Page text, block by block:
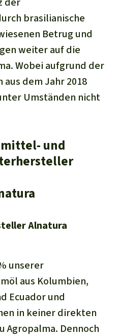
brasilianische
Betrug und
weiter auf die
Wobei aufgrund der
dem Jahr 2018
Umständen nicht
und
Alnatura
unserer
aus Kolumbien,
Ecuador und
in keiner direkten
Agropalma. Dennoch